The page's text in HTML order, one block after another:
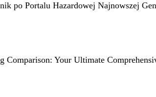
po Portalu Hazardowej Najnowszej
Comparison: Your Ultimate